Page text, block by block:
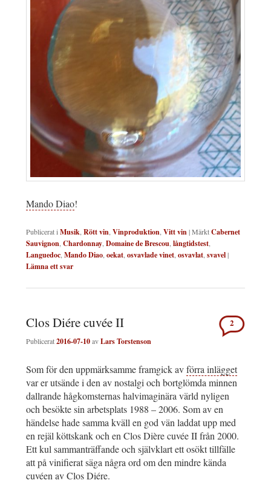
Mando Diao!
Publicerat i Musik Rött vin Vinproduktion Vitt vin|MärktCabernet
Sauvignon Chardonnay Domaine de Brescou långtidstest
Languedoc Mando Diao oekat osvavlade vinet osvavlat svavel|
Lämna ett svar
Clos Diére cuvée II
Publicerat2016-07-10avLars Torstenson
2
Som för den uppmärksamme framgick avförra inlägget
var er utsände i den av nostalgi och bortglömda minnen
dallrande hågkomsternas halvimaginära värld nyligen
och besökte sin arbetsplats 1988 – 2006. Som av en
händelse hade samma kväll en god vän laddat upp med
en rejäl köttskank och en Clos Dière cuvée II från 2000.
Ett kul sammanträffande och självklart ett osökt tillfälle
att på vinifierat säga några ord om den mindre kända
cuvéen av Clos Diére.